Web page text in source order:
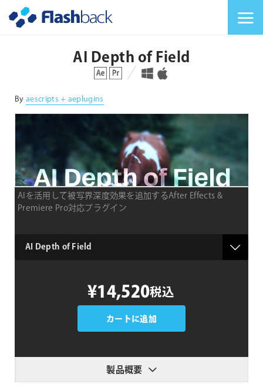
AI Depth of Field
対応プラットフォーム 対応OS
By aescripts + aeplugins
AIを活用して被写界深度効果を追加するAfter Effects &
Premiere Pro対応プラグイン
type
¥14,520税込
カートに追加
製品概要